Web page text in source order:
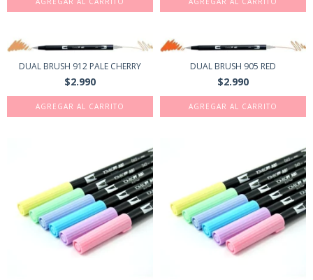
DUAL BRUSH 912 PALE CHERRY
$2.990
DUAL BRUSH 905 RED
$2.990